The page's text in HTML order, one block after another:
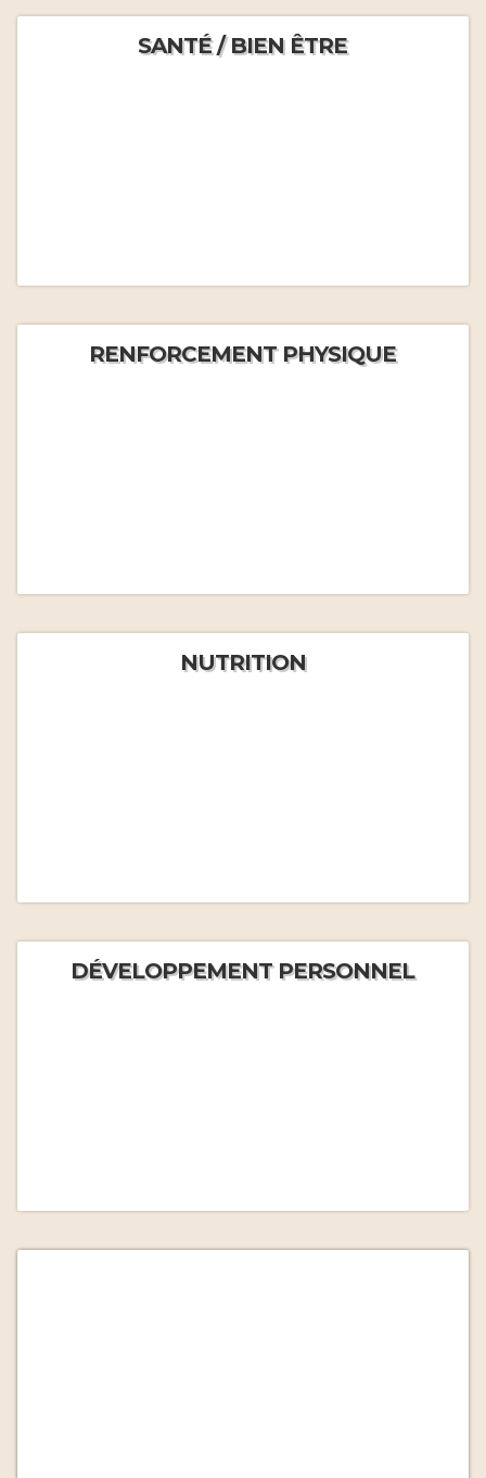
SANTÉ / BIEN ÊTRE
RENFORCEMENT PHYSIQUE
NUTRITION
DÉVELOPPEMENT PERSONNEL